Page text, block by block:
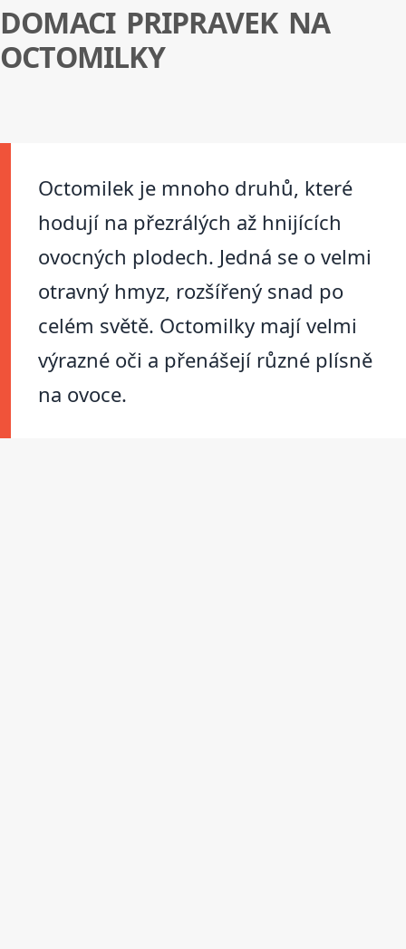
DOMACI PRIPRAVEK NA
OCTOMILKY
Octomilek je mnoho druhů, které
hodují na přezrálých až hnijících
ovocných plodech. Jedná se o velmi
otravný hmyz, rozšířený snad po
celém světě. Octomilky mají velmi
výrazné oči a přenášejí různé plísně
na ovoce.